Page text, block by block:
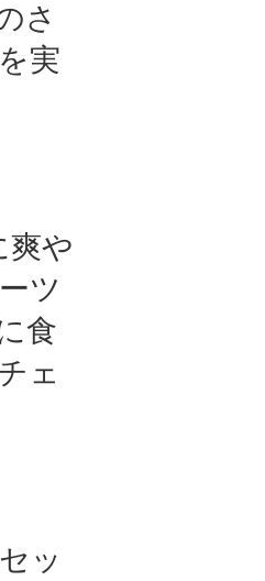
さ
実
爽や
ツ
食
ェ
ッ